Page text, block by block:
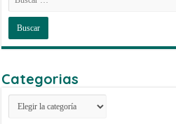
Categorias
Categorias